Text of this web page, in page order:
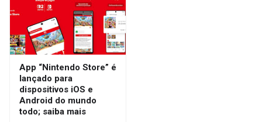
App “Nintendo Store” é
lançado para
dispositivos iOS e
Android do mundo
todo; saiba mais